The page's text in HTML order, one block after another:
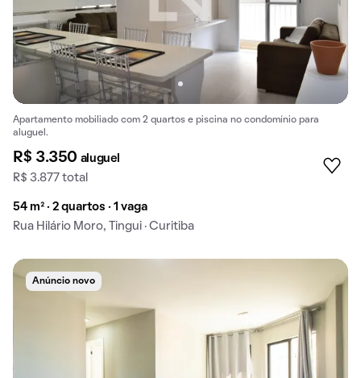
Apartamento mobiliado com 2 quartos e piscina no condomínio para
aluguel.
R$ 3.350 aluguel
R$ 3.877 total
54 m² · 2 quartos · 1 vaga
Rua Hilário Moro, Tingui · Curitiba
Anúncio novo